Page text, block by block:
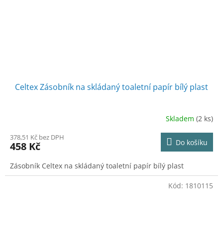
Celtex Zásobník na skládaný toaletní papír bílý plast
Skladem (2 ks)
378,51 Kč bez DPH
458 Kč Do košíku
Zásobník Celtex na skládaný toaletní papír bílý plast
Kód: 1810115